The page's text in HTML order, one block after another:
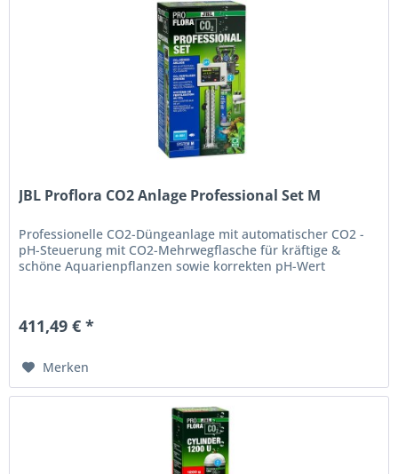
JBL Proflora CO2 Anlage Professional Set M
Professionelle CO2-Düngeanlage mit automatischer CO2 -
pH-Steuerung mit CO2-Mehrwegflasche für kräftige &
schöne Aquarienpflanzen sowie korrekten pH-Wert
411,49 € *
Merken